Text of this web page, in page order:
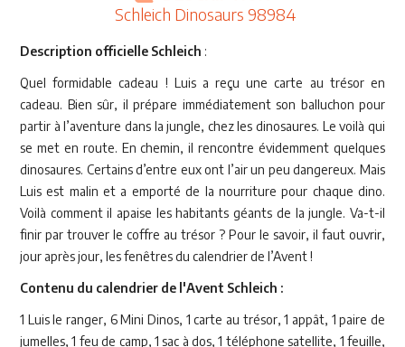
Schleich Dinosaurs 98984
Description officielle Schleich :
Quel formidable cadeau ! Luis a reçu une carte au trésor en
cadeau. Bien sûr, il prépare immédiatement son balluchon pour
partir à l’aventure dans la jungle, chez les dinosaures. Le voilà qui
se met en route. En chemin, il rencontre évidemment quelques
dinosaures. Certains d’entre eux ont l’air un peu dangereux. Mais
Luis est malin et a emporté de la nourriture pour chaque dino.
Voilà comment il apaise les habitants géants de la jungle. Va-t-il
finir par trouver le coffre au trésor ? Pour le savoir, il faut ouvrir,
jour après jour, les fenêtres du calendrier de l’Avent !
Contenu du calendrier de l'Avent Schleich :
1 Luis le ranger, 6 Mini Dinos, 1 carte au trésor, 1 appât, 1 paire de
jumelles, 1 feu de camp, 1 sac à dos, 1 téléphone satellite, 1 feuille,